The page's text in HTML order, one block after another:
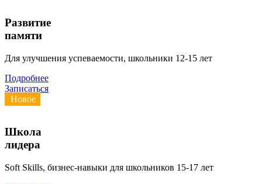
Развитие
памяти
Для улучшения успеваемости, школьники 12-15 лет
Подробнее
Записаться
Новое
Школа
лидера
Soft Skills, бизнес-навыки для школьников 15-17 лет